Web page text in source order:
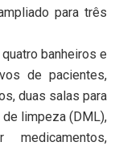
para três
banheiros e
de pacientes,
duas salas para
limpeza (DML),